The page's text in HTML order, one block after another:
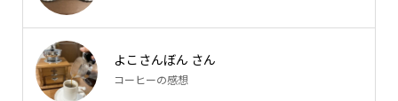
よこさんぼん さん
コーヒーの感想